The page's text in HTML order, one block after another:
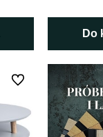
Do
Do ulubionych